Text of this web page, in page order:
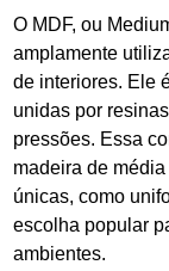
O MDF, ou
amplamente
de interiores. Ele
unidas por
pressões. Essa
madeira de
únicas, como
escolha popular
ambientes.